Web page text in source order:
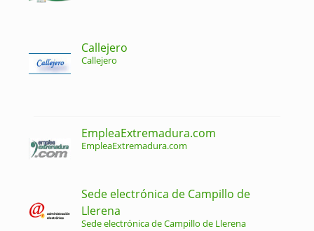
Callejero
Callejero
EmpleaExtremadura.com
EmpleaExtremadura.com
Sede electrónica de Campillo de
Llerena
Sede electrónica de Campillo de Llerena